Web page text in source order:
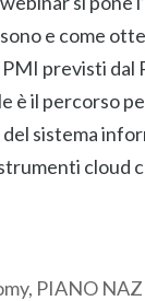
e come
previsti dal
è il percorso
sistema
cloud
, PIANO